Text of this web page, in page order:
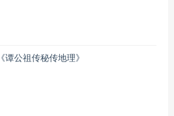
《谭公祖传秘传地理》